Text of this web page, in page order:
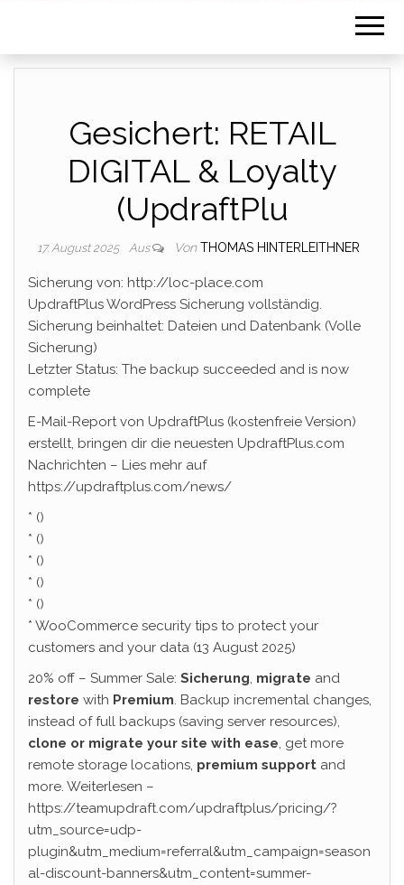
Gesichert: RETAIL
DIGITAL & Loyalty
(UpdraftPlu
17. August 2025 Aus Von THOMAS HINTERLEITHNER
Sicherung von: http://loc-place.com
UpdraftPlus WordPress Sicherung vollständig.
Sicherung beinhaltet: Dateien und Datenbank (Volle
Sicherung)
Letzter Status: The backup succeeded and is now
complete
E-Mail-Report von UpdraftPlus (kostenfreie Version)
erstellt, bringen dir die neuesten UpdraftPlus.com
Nachrichten – Lies mehr auf
https://updraftplus.com/news/
* ()
* ()
* ()
* ()
* ()
* WooCommerce security tips to protect your
customers and your data (13 August 2025)
20% off – Summer Sale: Sicherung migrate and
restore with Premium . Backup incremental changes,
instead of full backups (saving server resources),
clone or migrate your site with ease , get more
remote storage locations, premium support and
more. Weiterlesen –
https://teamupdraft.com/updraftplus/pricing/?
utm_source=udp-
plugin&utm_medium=referral&utm_campaign=season
al-discount-banners&utm_content=summer-